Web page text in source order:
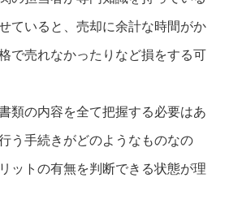
ていると、売却に余計な時間がか
で売れなかったりなど損をする可
類の内容を全て把握する必要はあ
う手続きがどのようなものなの
ットの有無を判断できる状態が理